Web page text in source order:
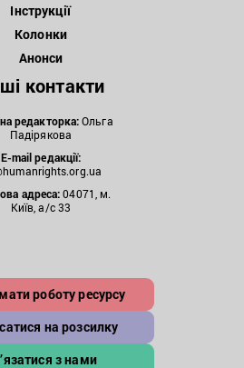
Інструкції
Колонки
Анонси
контакти
редакторка:Ольга
Падірякова
E-mail редакції:
адреса:04071, м.
Київ, а/с 33
роботу ресурсу
на розсилку
з нами